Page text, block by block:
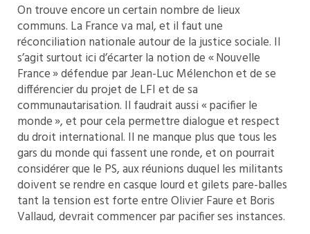
On trouve encore un certain nombre de lieux
communs. La France va mal, et il faut une
réconciliation nationale autour de la justice sociale. Il
s’agit surtout ici d’écarter la notion de « Nouvelle
France » défendue par Jean-Luc Mélenchon et de se
différencier du projet de LFI et de sa
communautarisation. Il faudrait aussi « pacifier le
monde », et pour cela permettre dialogue et respect
du droit international. Il ne manque plus que tous les
gars du monde qui fassent une ronde, et on pourrait
considérer que le PS, aux réunions duquel les militants
doivent se rendre en casque lourd et gilets pare-balles
tant la tension est forte entre Olivier Faure et Boris
Vallaud, devrait commencer par pacifier ses instances.